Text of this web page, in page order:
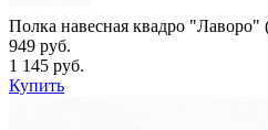
Полка навесная квадро
949 руб.
1 145 руб.
Купить